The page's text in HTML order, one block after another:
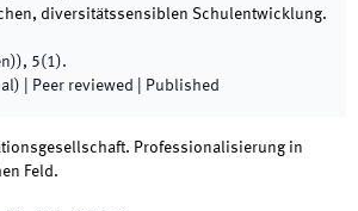
diversitätssensiblen Schulentwicklung.
), 5(1).
| Peer reviewed Published
Professionalisierung in
Feld.